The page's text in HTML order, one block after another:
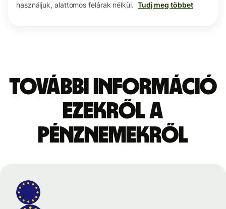
használjuk, alattomos felárak nélkül. Tudj meg többet
További információ
ezekről a
pénznemekről